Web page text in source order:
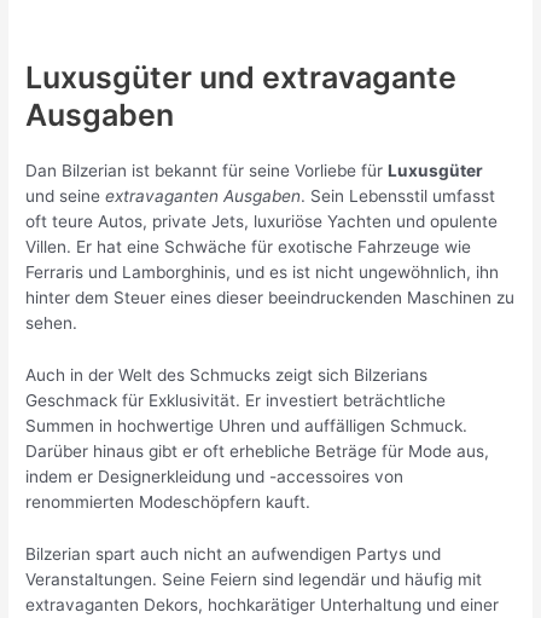
Luxusgüter und extravagante
Ausgaben
Dan Bilzerian ist bekannt für seine Vorliebe fürLuxusgüter
und seineextravaganten Ausgaben. Sein Lebensstil umfasst
oft teure Autos, private Jets, luxuriöse Yachten und opulente
Villen. Er hat eine Schwäche für exotische Fahrzeuge wie
Ferraris und Lamborghinis, und es ist nicht ungewöhnlich, ihn
hinter dem Steuer eines dieser beeindruckenden Maschinen zu
sehen.
Auch in der Welt des Schmucks zeigt sich Bilzerians
Geschmack für Exklusivität. Er investiert beträchtliche
Summen in hochwertige Uhren und auffälligen Schmuck.
Darüber hinaus gibt er oft erhebliche Beträge für Mode aus,
indem er Designerkleidung und -accessoires von
renommierten Modeschöpfern kauft.
Bilzerian spart auch nicht an aufwendigen Partys und
Veranstaltungen. Seine Feiern sind legendär und häufig mit
extravaganten Dekors, hochkarätiger Unterhaltung und einer